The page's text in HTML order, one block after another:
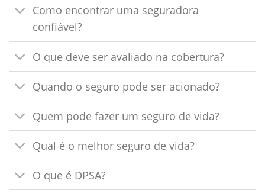
Como encontrar uma seguradora
confiável?
O que deve ser avaliado na cobertura?
Quando o seguro pode ser acionado?
Quem pode fazer um seguro de vida?
Qual é o melhor seguro de vida?
O que é DPSA?